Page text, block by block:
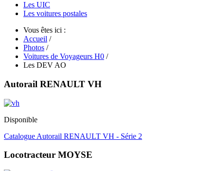
Les UIC
Les voitures postales
Vous êtes ici :
Accueil /
Photos /
Voitures de Voyageurs H0 /
Les DEV AO
Autorail RENAULT VH
Disponible
Catalogue Autorail RENAULT VH - Série 2
Locotracteur MOYSE